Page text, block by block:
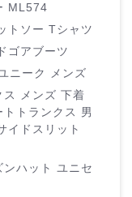
ML574
トソー Tシャツ
ゴアブーツ
ニーク メンズ
ス メンズ 下着
トランクス 男
イドスリット
ハット ユニセ